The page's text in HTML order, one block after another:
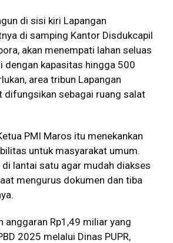
di sisi kiri Lapangan
di samping Kantor Disdukcapil
akan menempati lahan seluas
dengan kapasitas hingga 500
area tribun Lapangan
difungsikan sebagai ruang salat
PMI Maros itu menekankan
untuk masyarakat umum.
di lantai satu agar mudah diakses
mengurus dokumen dan tiba
anggaran Rp1,49 miliar yang
2025 melalui Dinas PUPR,